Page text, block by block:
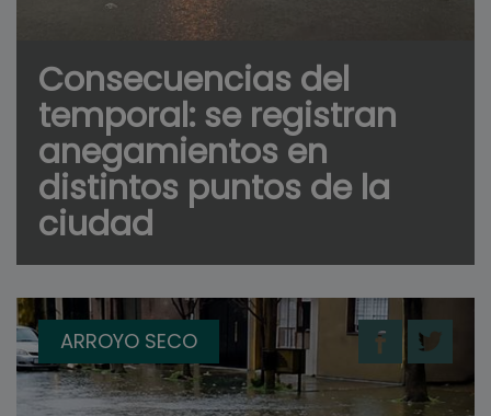
Consecuencias del
temporal: se registran
anegamientos en
distintos puntos de la
ciudad
ARROYO SECO